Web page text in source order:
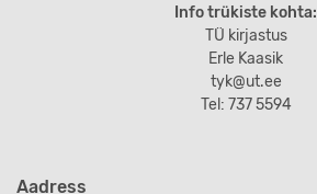
Info trükiste kohta:
TÜ kirjastus
Erle Kaasik
tyk@ut.ee
Tel: 737 5594
Aadress